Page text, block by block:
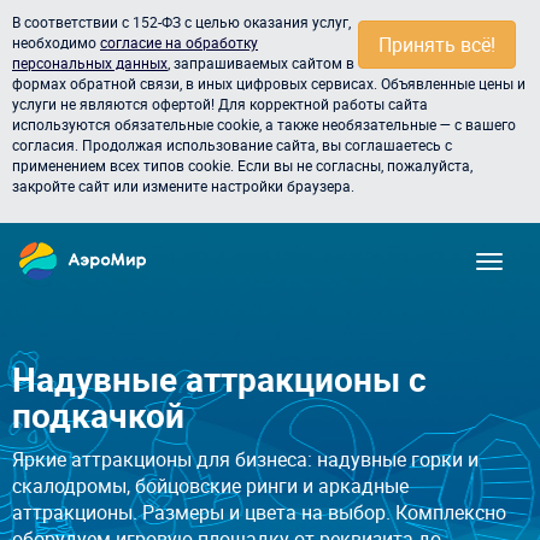
Принять всё!
В соответствии с 152-ФЗ с целью оказания услуг,
необходимосогласие на обработку
персональных данных , запрашиваемых сайтом в
формах обратной связи, в иных цифровых сервисах. Объявленные цены и
услуги не являются офертой! Для корректной работы сайта
используются обязательные cookie, а также необязательные — с вашего
согласия. Продолжая использование сайта, вы соглашаетесь с
применением всех типов cookie. Если вы не согласны, пожалуйста,
закройте сайт или измените настройки браузера.
Надувные аттракционы с
подкачкой
Яркие аттракционы для бизнеса: надувные горки и
скалодромы, бойцовские ринги и аркадные
аттракционы. Размеры и цвета на выбор. Комплексно